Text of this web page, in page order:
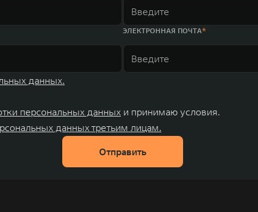
ЭЛЕКТРОННАЯ ПОЧТА
данных.
персональных данных и принимаю условия.
данных третьим лицам.
Отправить